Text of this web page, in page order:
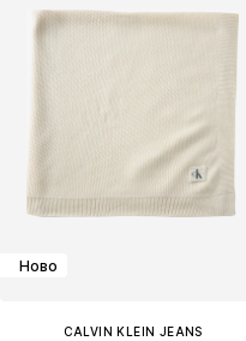
Ново
CALVIN KLEIN JEANS